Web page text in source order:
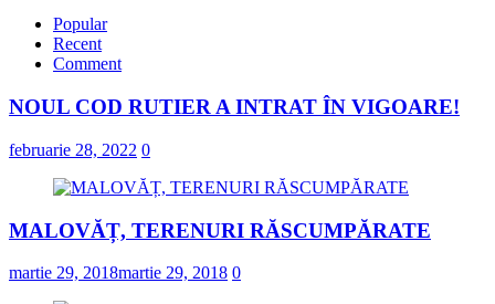
Popular
Recent
Comment
NOUL COD RUTIER A INTRAT ÎN VIGOARE!
februarie 28, 2022 0
MALOVĂȚ, TERENURI RĂSCUMPĂRATE
martie 29, 2018martie 29, 2018 0